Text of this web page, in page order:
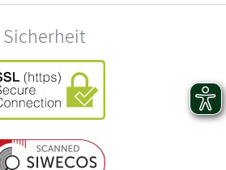
Sicherheit